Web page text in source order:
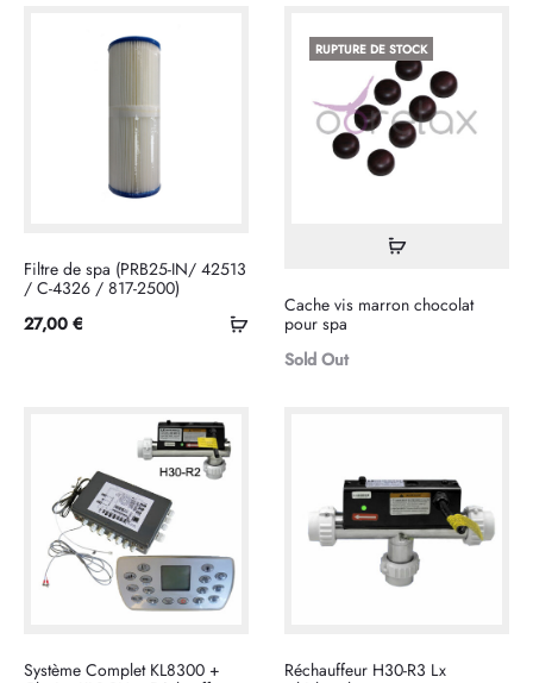
Ajouter
Filtre de spa (PRB25-IN/ 42513
/ C-4326 / 817-2500)
27,00 €
RUPTURE DE STOCK
Lire
suite
Cache vis marron chocolat
pour spa
Sold Out
Système Complet KL8300 +
Réchauffeur H30-R3 Lx